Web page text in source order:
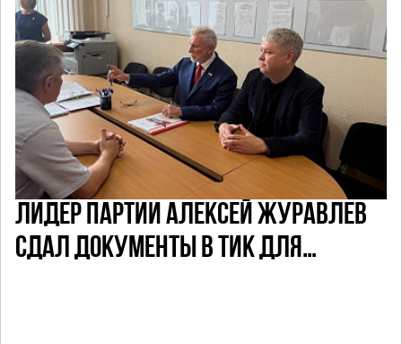
ЛИДЕР ПАРТИИ АЛЕКСЕЙ ЖУРАВЛЕВ
СДАЛ ДОКУМЕНТЫ В ТИК ДЛЯ